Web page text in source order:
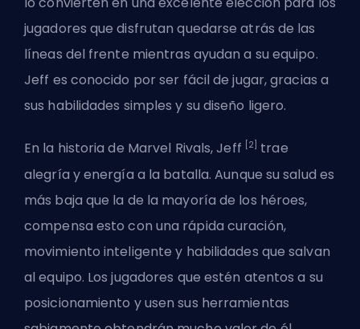
jugadores que disfrutan quedarse atrás de las
líneas del frente mientras ayudan a su equipo.
Jeff es conocido por ser fácil de jugar, gracias a
sus habilidades simples y su diseño ligero.
En la historia de Marvel Rivals, Jeff [2]
trae
alegría y energía a la batalla. Aunque su salud es
más baja que la de la mayoría de los héroes,
compensa esto con una rápida curación,
movimiento inteligente y habilidades que salvan
al equipo. Los jugadores que estén atentos a su
posicionamiento y usen sus herramientas